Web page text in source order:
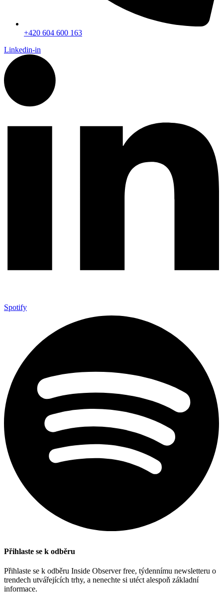
+420 604 600 163
Linkedin-in
Spotify
Přihlaste se k odběru
Přihlaste se k odběru Inside Observer free, týdennímu newsletteru o
trendech utvářejících trhy, a nenechte si utéct alespoň základní
informace.